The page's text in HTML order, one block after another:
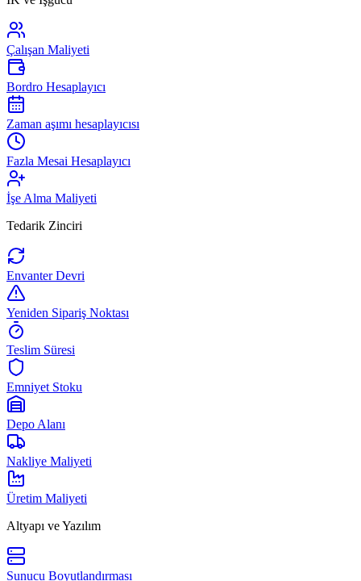
Çalışan Maliyeti
Bordro Hesaplayıcı
Zaman aşımı hesaplayıcısı
Fazla Mesai Hesaplayıcı
İşe Alma Maliyeti
Tedarik Zinciri
Envanter Devri
Yeniden Sipariş Noktası
Teslim Süresi
Emniyet Stoku
Depo Alanı
Nakliye Maliyeti
Üretim Maliyeti
Altyapı ve Yazılım
Sunucu Boyutlandırması